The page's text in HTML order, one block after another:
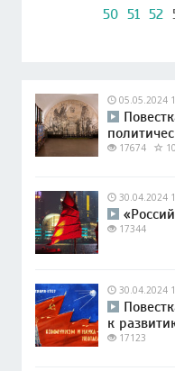
50 51 52
05.05.2024
17674
30.04.2024
17344
30.04.2024
к
17123